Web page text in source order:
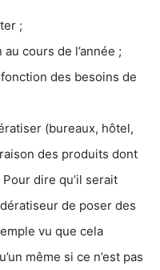
;
cours de l’année ;
des besoins de
(bureaux, hôtel,
des produits dont
dire qu’il serait
de poser des
vu que cela
même si ce n’est pas